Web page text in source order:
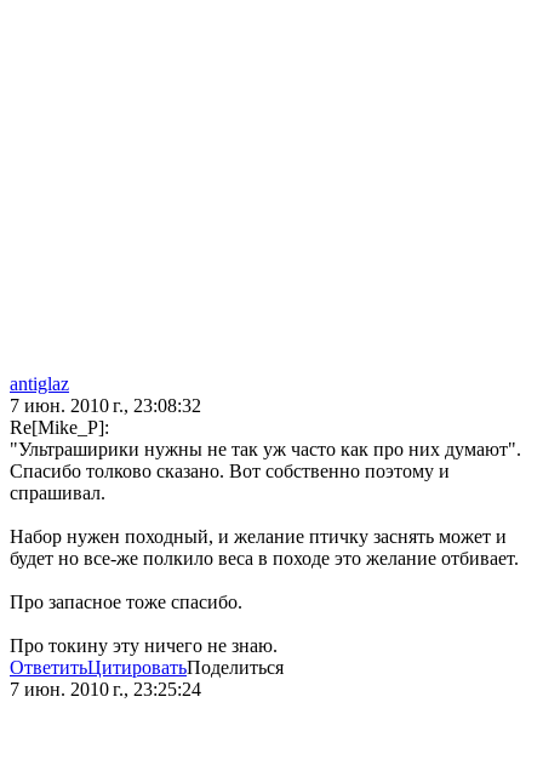
antiglaz
7 июн. 2010 г., 23:08:32
Re[Mike_P]:
"Ультраширики нужны не так уж часто как про них думают".
Спасибо толково сказано. Вот собственно поэтому и
спрашивал.
Набор нужен походный, и желание птичку заснять может и
будет но все-же полкило веса в походе это желание отбивает.
Про запасное тоже спасибо.
Про токину эту ничего не знаю.
ОтветитьЦитироватьПоделиться
7 июн. 2010 г., 23:25:24